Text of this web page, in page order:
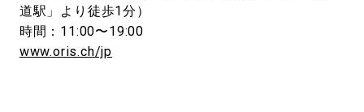
道駅」より徒歩1分）
時間：11:00〜19:00
www.oris.ch/jp